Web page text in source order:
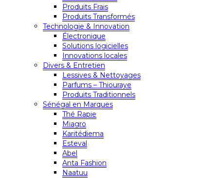
Produits Frais
Produits Transformés
Technologie & Innovation
Électronique
Solutions logicielles
Innovations locales
Divers & Entretien
Lessives & Nettoyages
Parfums – Thiouraye
Produits Traditionnels
Sénégal en Marques
Thé Rapie
Miagro
Karitédiema
Esteval
Abel
Anta Fashion
Naatuu